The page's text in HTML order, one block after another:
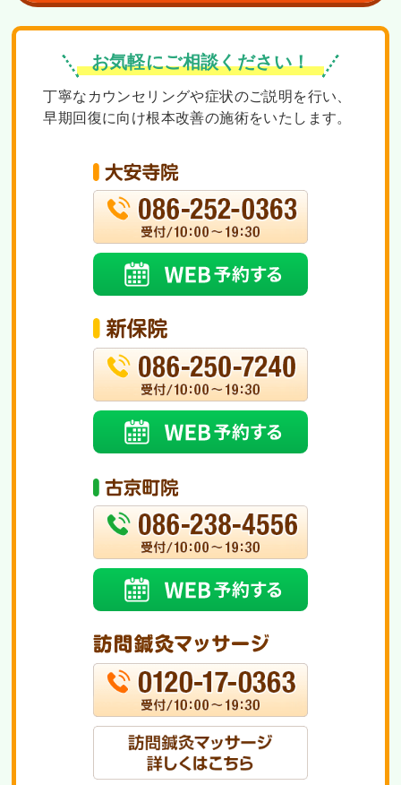
お気軽にご相談ください！
丁寧なカウンセリングや症状のご説明を行い、
早期回復に向け根本改善の施術をいたします。